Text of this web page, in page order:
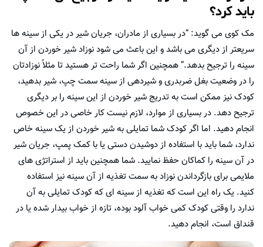
باید کرد؟
مک کوی می گوید: “در بسیاری از مادران، جریان شیر در یکی از سینه ها
سریعتر از دیگری می باشد و این باعث می شود نوزاد شیر خوردن از آن
سینه را ترجیح بدهد.” همچنین اگر شما راحت تر هستید تا مثلاً نوزادتان
را در وضعیت بغل ضربدری و شیردهی از سینه سمت چپ، شیر بدهید،
کودک نیز ممکن است به تدریج شیر خوردن از این سینه را بر دیگری
ترجیح دهد. در بسیاری از موارد، لازم نیست کار خاصی در این خصوص
انجام دهید. اما اگر کودک شما تمایلی به شیر خوردن از یک سینه خاص
ندارد، شما باید با استفاده از دوشیدن دستی یا با کمک پمپ، جریان شیر
در آن سینه را کماکان حفظ نمایید. شما همچنین باید از استراتژی های
ملایمی برای بازگرداندن نوزاد به سمت تغذیه از آن سینه نیز استفاده
کنید. یک راه این است که تغذیه از سینه ای که کودک تمایلی به آن
ندارد را وقتی کودک کمی خواب آلود بوده، تازه از خواب بیدار شده یا در
قنداق است، انجام دهید.